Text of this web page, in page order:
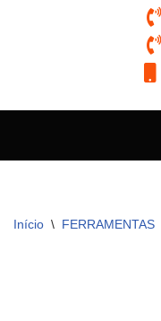
Início \ FERRAMENTAS